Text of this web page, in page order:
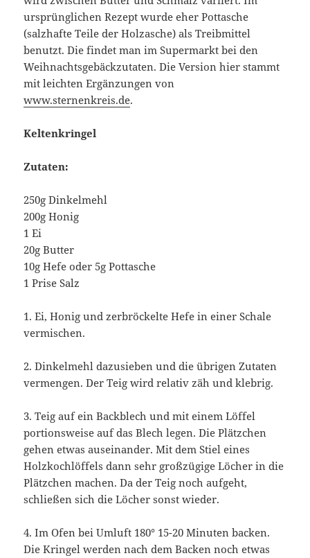
ursprünglichen Rezept wurde eher Pottasche
(salzhafte Teile der Holzasche) als Treibmittel
benutzt. Die findet man im Supermarkt bei den
Weihnachtsgebäckzutaten. Die Version hier stammt
mit leichten Ergänzungen von
www.sternenkreis.de.
Keltenkringel
Zutaten:
250g Dinkelmehl
200g Honig
1 Ei
20g Butter
10g Hefe oder 5g Pottasche
1 Prise Salz
1. Ei, Honig und zerbröckelte Hefe in einer Schale
vermischen.
2. Dinkelmehl dazusieben und die übrigen Zutaten
vermengen. Der Teig wird relativ zäh und klebrig.
3. Teig auf ein Backblech und mit einem Löffel
portionsweise auf das Blech legen. Die Plätzchen
gehen etwas auseinander. Mit dem Stiel eines
Holzkochlöffels dann sehr großzügige Löcher in die
Plätzchen machen. Da der Teig noch aufgeht,
schließen sich die Löcher sonst wieder.
4. Im Ofen bei Umluft 180° 15-20 Minuten backen.
Die Kringel werden nach dem Backen noch etwas